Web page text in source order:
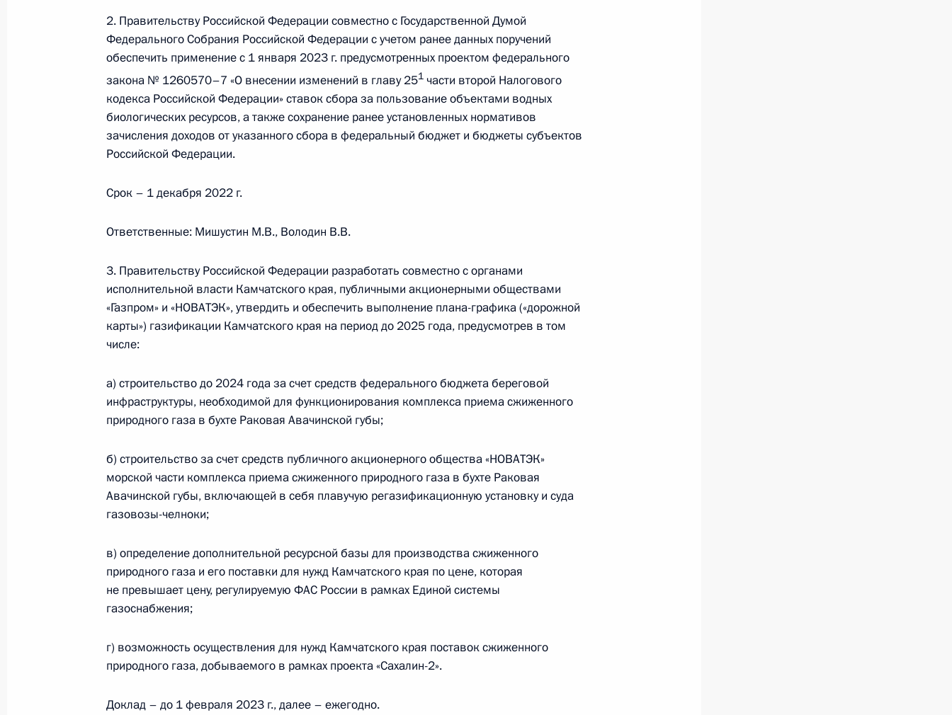
Поездка на Камчатку
5 сентября 2022 года
Встреча с губернатором Камчатского края Владимиром
Солодовым
5 сентября 2022 года, 16:15
развитию Петропавловск-Камчатской агломерации
Встреча с участниками молодёжного форума «Экосистема.
Заповедный край»
Глава государства прибыл на Камчатку
5 сентября 2022 года, 10:50
5 сентября Владимир Путин совершит рабочую поездку
4 сентября 2022 года, 15:00
эксперимента по внедрению дополнительных механизмов
регулирования внутренних воздушных перевозок красной икры
14 июля 2022 года, 13:45
2. Правительству Российской Федерации совместно с Государственной Думой
Федерального Собрания Российской Федерации с учетом ранее данных поручений
обеспечить применение с 1 января 2023 г. предусмотренных проектом федерального
закона № 1260570–7 «О внесении изменений в главу 251 части второй Налогового
кодекса Российской Федерации» ставок сбора за пользование объектами водных
биологических ресурсов, а также сохранение ранее установленных нормативов
зачисления доходов от указанного сбора в федеральный бюджет и бюджеты субъектов
Российской Федерации.
Срок – 1 декабря 2022 г.
Ответственные: Мишустин М.В., Володин В.В.
3. Правительству Российской Федерации разработать совместно с органами
исполнительной власти Камчатского края, публичными акционерными обществами
«Газпром» и «НОВАТЭК», утвердить и обеспечить выполнение плана-графика («дорожной
карты») газификации Камчатского края на период до 2025 года, предусмотрев в том
числе:
а) строительство до 2024 года за счет средств федерального бюджета береговой
инфраструктуры, необходимой для функционирования комплекса приема сжиженного
природного газа в бухте Раковая Авачинской губы;
б) строительство за счет средств публичного акционерного общества «НОВАТЭК»
морской части комплекса приема сжиженного природного газа в бухте Раковая
Авачинской губы, включающей в себя плавучую регазификационную установку и суда
газовозы-челноки;
в) определение дополнительной ресурсной базы для производства сжиженного
природного газа и его поставки для нужд Камчатского края по цене, которая
не превышает цену, регулируемую ФАС России в рамках Единой системы
газоснабжения;
г) возможность осуществления для нужд Камчатского края поставок сжиженного
природного газа, добываемого в рамках проекта «Сахалин-2».
Доклад – до 1 февраля 2023 г., далее – ежегодно.